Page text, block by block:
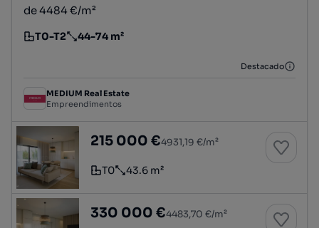
de 4484 €/m²
Tipologia
T0-T2
Preço por metro quadrado
44-74 m²
Destacado
MEDIUM Real Estate
Empreendimentos
Apartamento T0
215 000 €4931,19 €/m²
Tipologia
T0
Preço por metro quadrado
43.6 m²
Apartamento T2
330 000 €4483,70 €/m²